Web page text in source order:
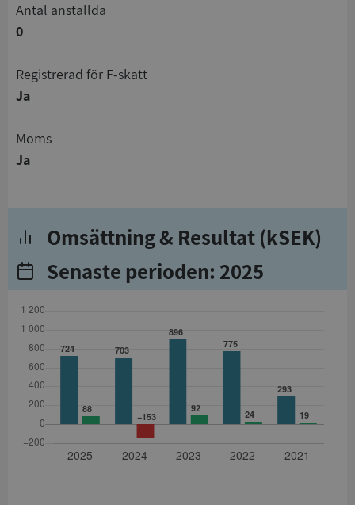
Antal anställda
0
registrerad för F-skatt
Ja
Moms
Ja
Omsättning & Resultat (kSEK)
Senaste perioden: 2025